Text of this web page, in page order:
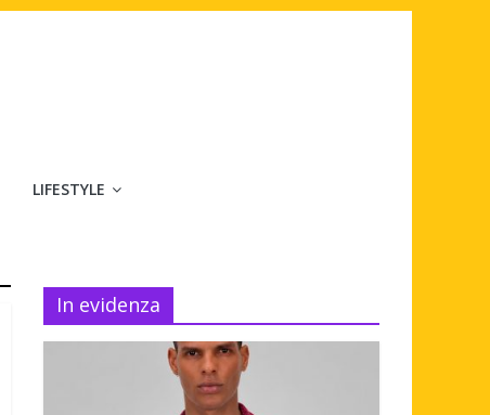
LIFESTYLE
In evidenza